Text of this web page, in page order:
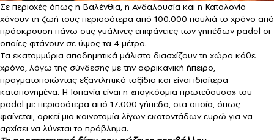
Σε περιοχές όπως η Βαλένθια, η Ανδαλουσία και η Καταλονία
χάνουν τη ζωή τους περισσότερα από 100.000 πουλιά το χρόνο από
πρόσκρουση πάνω στις γυάλινες επιφάνειες των γηπέδων padel οι
οποίες φτάνουν σε ύψος τα 4 μέτρα.
Τα εκατομμύρια αποδημητικά μάλιστα διασχίζουν τη χώρα κάθε
χρόνο, λόγω της σύνδεσης με την αφρικανική ήπειρο,
πραγματοποιώντας εξαντλητικά ταξίδια και είναι ιδιαίτερα
καταπονημένα. Η Ισπανία είναι η «παγκόσμια πρωτεύουσα» του
padel με περισσότερα από 17.000 γήπεδα, στα οποία, όπως
φαίνεται, αρκεί μια καινοτομία λίγων εκατοντάδων ευρώ για να
αρχίσει να λύνεται το πρόβλημα.